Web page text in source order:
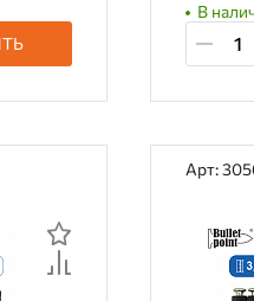
В
Арт: